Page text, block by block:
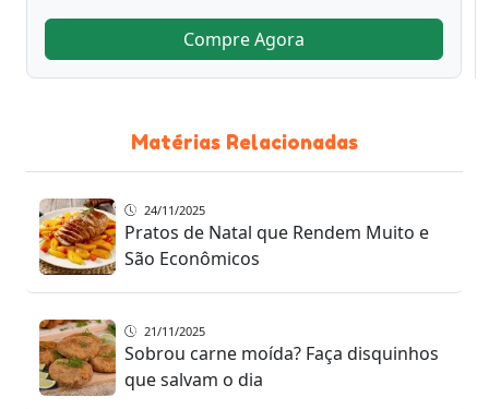
Compre Agora
Matérias Relacionadas
24/11/2025
Pratos de Natal que Rendem Muito e
São Econômicos
21/11/2025
Sobrou carne moída? Faça disquinhos
que salvam o dia